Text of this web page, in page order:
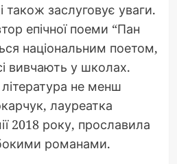
також заслуговує уваги.
епічної поеми “Пан
національним поетом,
вивчають у школах.
не менш
лауреатка
2018 року, прославила
романами.